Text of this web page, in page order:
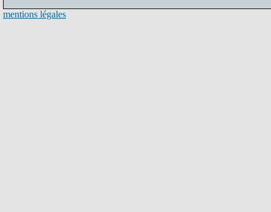
mentions légales